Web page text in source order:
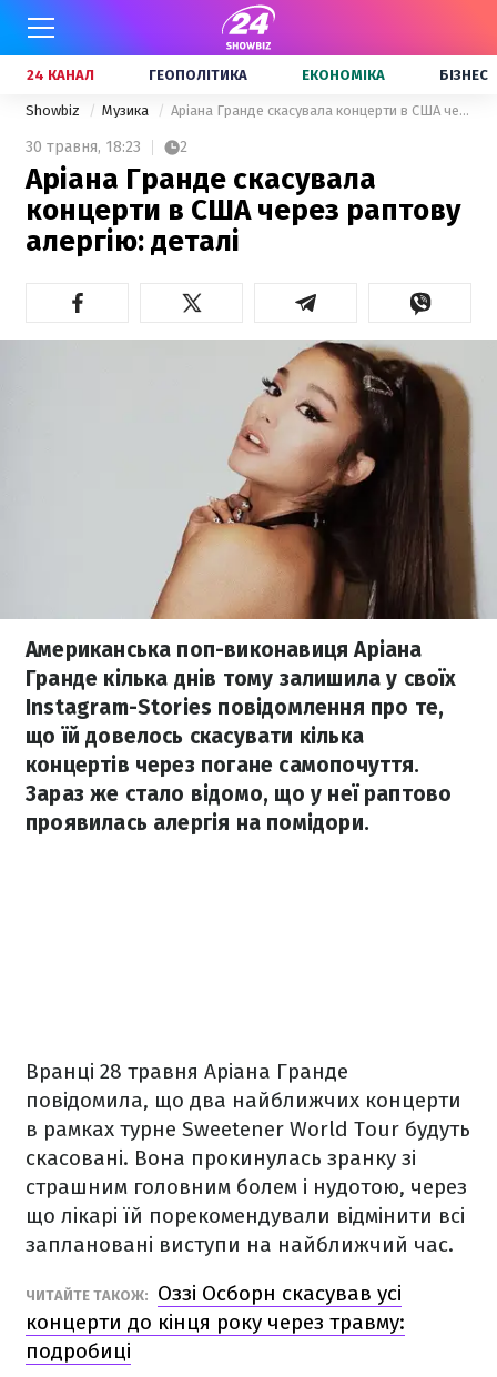
24 КАНАЛ ГЕОПОЛІТИКА ЕКОНОМІКА БІЗНЕС
Showbiz Музика Аріана Гранде скасувала концерти в США через раптову алергію: деталі
30 травня, 18:23 2
Аріана Гранде скасувала
концерти в США через раптову
алергію: деталі
Американська поп-виконавиця Аріана
Гранде кілька днів тому залишила у своїх
Instagram-Stories повідомлення про те,
що їй довелось скасувати кілька
концертів через погане самопочуття.
Зараз же стало відомо, що у неї раптово
проявилась алергія на помідори.
Вранці 28 травня Аріана Гранде
повідомила, що два найближчих концерти
в рамках турне Sweetener World Tour будуть
скасовані. Вона прокинулась зранку зі
страшним головним болем і нудотою, через
що лікарі їй порекомендували відмінити всі
заплановані виступи на найближчий час.
ЧИТАЙТЕ ТАКОЖ:
Оззі Осборн скасував усі
концерти до кінця року через травму:
подробиці